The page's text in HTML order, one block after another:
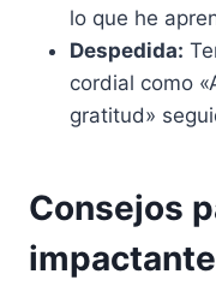
lo que he
Despedida:
cordial como
gratitud»
Consejos
impactante